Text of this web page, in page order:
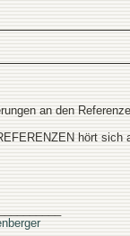
an den
hört sich